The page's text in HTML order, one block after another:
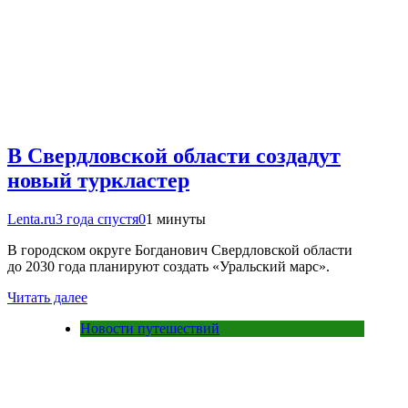
В Свердловской области создадут
новый туркластер
Lenta.ru3 года спустя01 минуты
В городском округе Богданович Свердловской области
до 2030 года планируют создать «Уральский марс».
Читать далее
Новости путешествий